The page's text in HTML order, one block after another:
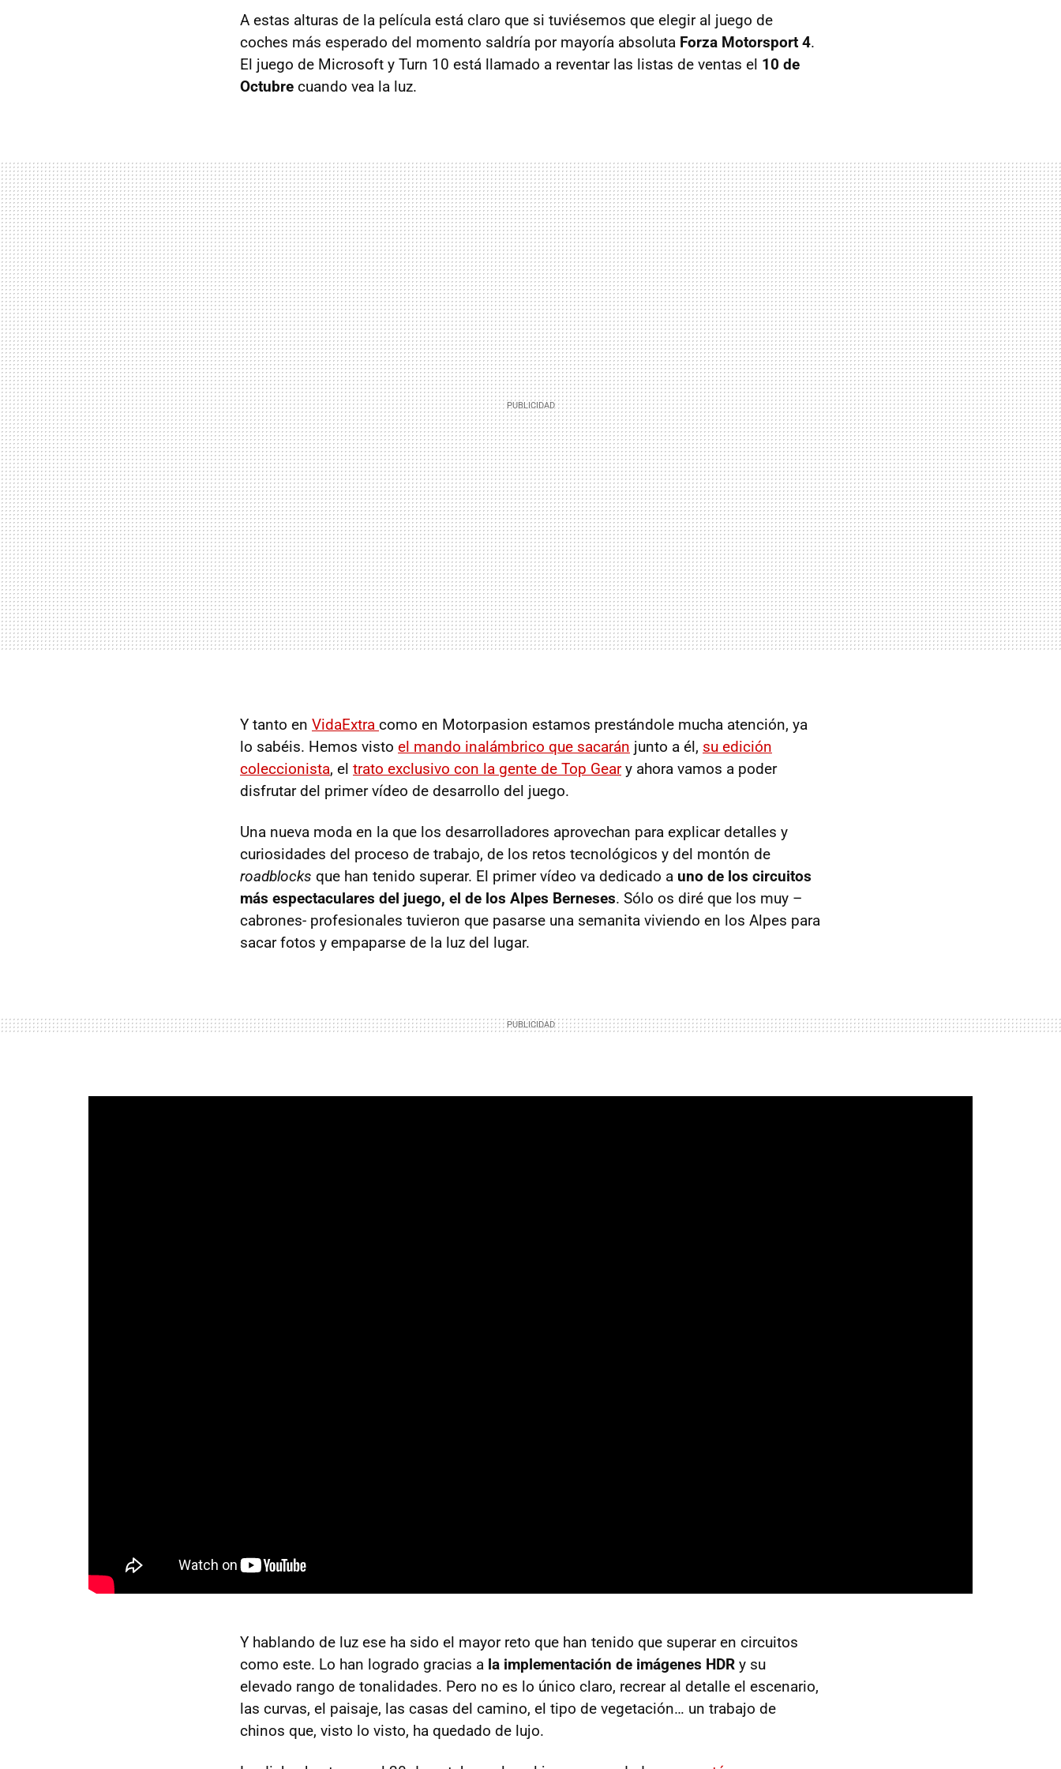
A estas alturas de la película está claro que si tuviésemos que elegir al juego de
coches más esperado del momento saldría por mayoría absoluta Forza Motorsport 4.
El juego de Microsoft y Turn 10 está llamado a reventar las listas de ventas el 10 de
Octubre cuando vea la luz.
Y tanto en VidaExtra como en Motorpasion estamos prestándole mucha atención, ya
lo sabéis. Hemos visto el mando inalámbrico que sacarán junto a él, su edición
coleccionista, el trato exclusivo con la gente de Top Geary ahora vamos a poder
disfrutar del primer vídeo de desarrollo del juego.
Una nueva moda en la que los desarrolladores aprovechan para explicar detalles y
curiosidades del proceso de trabajo, de los retos tecnológicos y del montón de
roadblocks que han tenido superar. El primer vídeo va dedicado a uno de los circuitos
más espectaculares del juego, el de los Alpes Berneses. Sólo os diré que los muy –
cabrones- profesionales tuvieron que pasarse una semanita viviendo en los Alpes para
sacar fotos y empaparse de la luz del lugar.
Y hablando de luz ese ha sido el mayor reto que han tenido que superar en circuitos
como este. Lo han logrado gracias a la implementación de imágenes HDR y su
elevado rango de tonalidades. Pero no es lo único claro, recrear al detalle el escenario,
las curvas, el paisaje, las casas del camino, el tipo de vegetación… un trabajo de
chinos que, visto lo visto, ha quedado de lujo.